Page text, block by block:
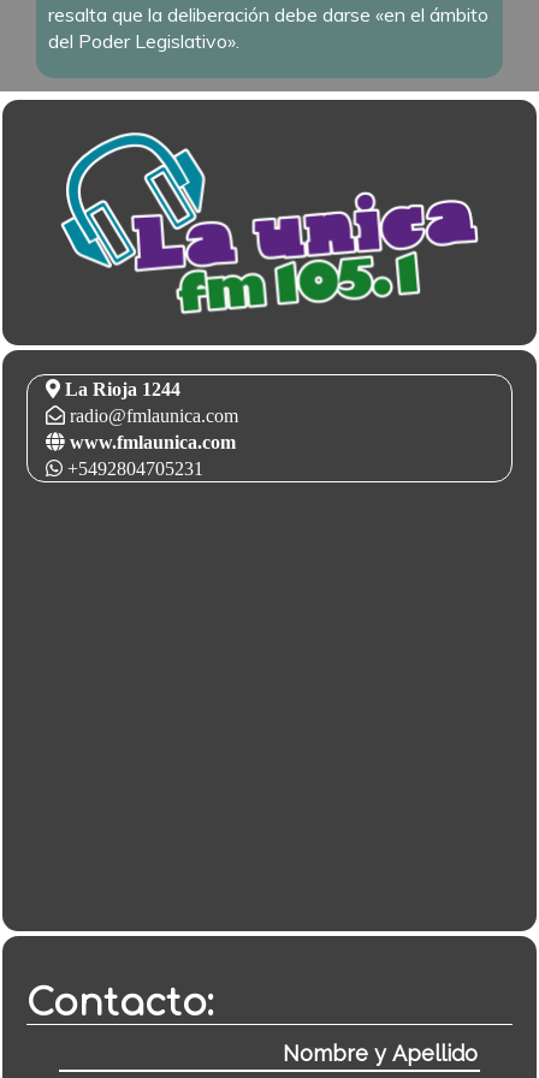
resalta que la deliberación debe darse «en el ámbito
del Poder Legislativo».
La Rioja 1244
radio@fmlaunica.com
www.fmlaunica.com
+5492804705231
Contacto: